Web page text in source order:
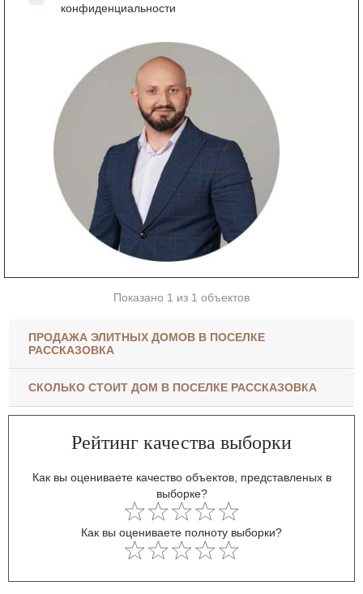
конфиденциальности
Показано 1 из 1 объектов
ПРОДАЖА ЭЛИТНЫХ ДОМОВ В ПОСЕЛКЕ
РАССКАЗОВКА
СКОЛЬКО СТОИТ ДОМ В ПОСЕЛКЕ РАССКАЗОВКА
Рейтинг качества выборки
Как вы оцениваете качество объектов, представленых в
выборке?
Как вы оцениваете полноту выборки?